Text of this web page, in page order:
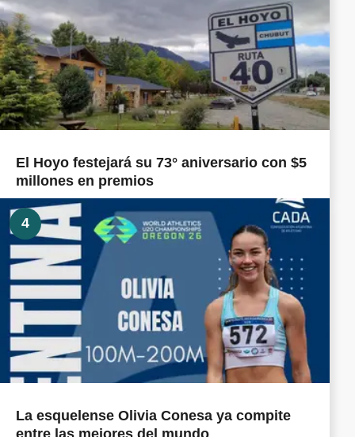
El Hoyo festejará su 73° aniversario con $5
millones en premios
4
La esquelense Olivia Conesa ya compite